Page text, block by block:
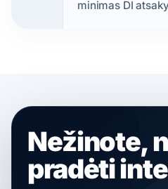
minimas DI
Nežinote,
pradėti